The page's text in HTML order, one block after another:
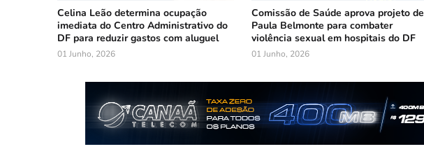
Celina Leão determina ocupação
imediata do Centro Administrativo do
DF para reduzir gastos com aluguel
01 Junho, 2026
Comissão de Saúde aprova projeto de
Paula Belmonte para combater
violência sexual em hospitais do DF
01 Junho, 2026